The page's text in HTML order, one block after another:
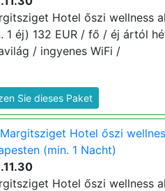
Hotel őszi wellness
1 éj) 132 EUR / fő / éj ártól
/ ingyenes WiFi /
Sie dieses Paket
Hotel őszi
(min. 1 Nacht)
Hotel őszi wellness